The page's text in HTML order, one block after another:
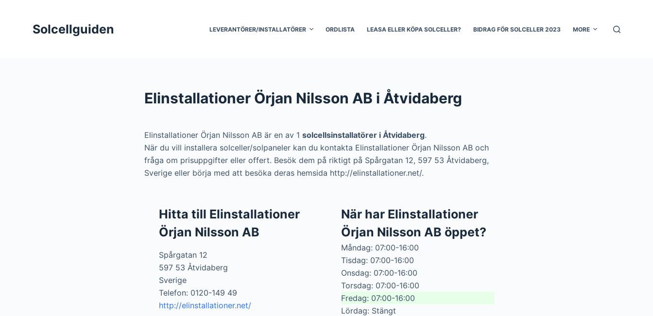
Solcellguiden LEVERANTÖRER/INSTALLATÖRER ORDLISTA LEASA ELLER KÖPA SOLCELLER? BIDRAG FÖR SOLCELLER 2023 MORE
Elinstallationer Örjan Nilsson AB i Åtvidaberg
Elinstallationer Örjan Nilsson AB är en av 1 solcellsinstallatörer i Åtvidaberg.
När du vill installera solceller/solpaneler kan du kontakta Elinstallationer Örjan Nilsson AB och
fråga om prisuppgifter eller offert. Besök dem på riktigt på Spårgatan 12, 597 53 Åtvidaberg,
Sverige eller börja med att besöka deras hemsida http://elinstallationer.net/.
Hitta till Elinstallationer
Örjan Nilsson AB
Spårgatan 12
597 53 Åtvidaberg
Sverige
Telefon: 0120-149 49
http://elinstallationer.net/
När har Elinstallationer
Örjan Nilsson AB öppet?
Måndag: 07:00-16:00
Tisdag: 07:00-16:00
Onsdag: 07:00-16:00
Torsdag: 07:00-16:00
Fredag: 07:00-16:00
Lördag: Stängt